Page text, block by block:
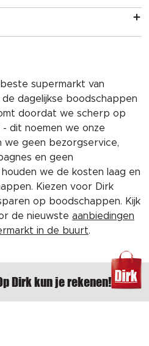
supermarkt van
dagelijkse boodschappen
doordat we scherp op
dit noemen we onze
we geen bezorgservice,
en geen
we de kosten laag en
Kiezen voor Dirk
op boodschappen. Kijk
de nieuwste aanbiedingen
in de buurt.
Dirk kun je rekenen!